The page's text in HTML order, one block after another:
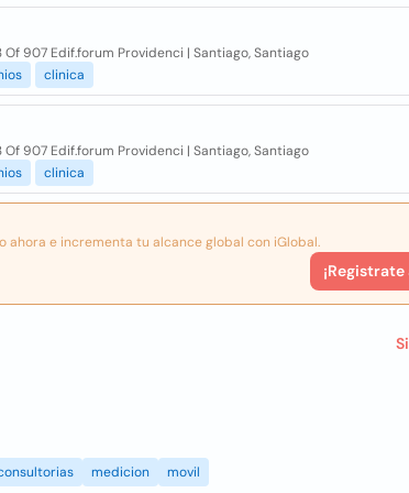
Of 907 Edif.forum Providenci | Santiago, Santiago
clinica
Of 907 Edif.forum Providenci | Santiago, Santiago
clinica
ahora e incrementa tu alcance global con iGlobal.
¡Registrate
medicion movil